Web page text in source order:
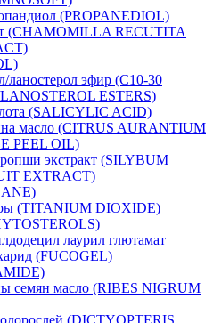
(PROPANEDIOL)
(CHAMOMILLA RECUTITA
ланостерол эфир (C10-30
ESTERS)
(SALICYLIC ACID)
масло (CITRUS AURANTIUM
PEEL OIL)
экстракт (SILYBUM
EXTRACT)
(TITANIUM DIOXIDE)
лаурил глютамат
(FUCOGEL)
семян масло (RIBES NIGRUM
(DICTYOPTERIS